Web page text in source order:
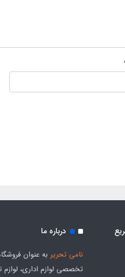
درباره ما
نامی تحریر به عنوان
تخصصی لوازم اداری،